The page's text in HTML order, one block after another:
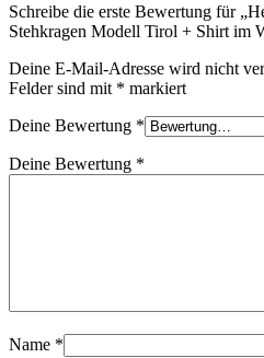
Schreibe die erste Bewertung für
Stehkragen Modell Tirol + Shirt im
Deine E-Mail-Adresse wird nicht
Felder sind mit * markiert
Deine Bewertung *
Deine Bewertung *
Name *